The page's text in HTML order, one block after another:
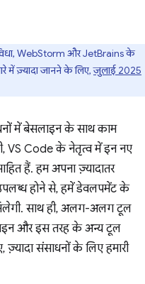
WebStorm और JetBrains के
में ज़्यादा जानने के लिए,जुलाई 2025
में बेसलाइन के साथ काम
VS Code के नेतृत्व में इन नए
हैं. हम अपना ज़्यादातर
होने से, हमें डेवलपमेंट के
साथ ही, अलग-अलग टूल
और इस तरह के अन्य टूल
संसाधनों के लिए हमारी